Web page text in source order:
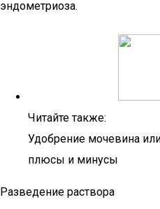
эндометриоза.
Читайте также:
Удобрение мочевина
плюсы и минусы
Разведение раствора